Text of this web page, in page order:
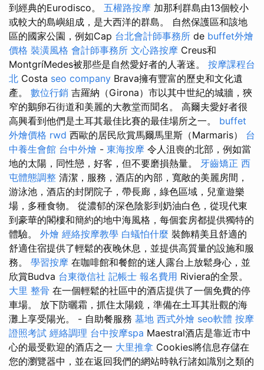
到經典的Eurodisco。 五權路按摩 加那利群島由13個較小
或較大的島嶼組成，是大西洋的群島。 自然保護區和該地
區的國家公園，例如Cap 台北會計師事務所 de buffet外燴
價格 裝潢風格 會計師事務所 文心路按摩 Creus和
MontgríMedes被那些是自然愛好者的人著迷。 按摩課程台
北 Costa seo company Brava擁有豐富的歷史和文化遺
產。 數位行銷 吉羅納（Girona）市以其中世紀的城牆，狹
窄的鵝卵石街道和美麗的大教堂而聞名。 高爾夫愛好者很
高興看到他們是土耳其最佳比賽的最佳場所之一。 buffet
外燴價格 rwd 西歐的居民欣賞馬爾馬里斯（Marmaris） 台
中養生會館 台中外燴 - 東海按摩 令人沮喪的北部，例如當
地的太陽，同性戀，好客，但不要磨損熱量。 牙齒矯正 西
屯體態調整 清潔，服務，酒店的內部，寬敞的美麗房間，
游泳池，酒店的封閉院子，帶長廊，綠色區域，兒童遊樂
場，多種食物。 從濃郁的深色陰影到奶油白色，從現代東
到豪華的閣樓和簡約的地中海風格，每個套房都提供獨特的
體驗。 外燴 經絡按摩教學 白蟻怕什麼 裝飾精美且舒適的
舒適住宿提供了輕鬆的夜晚休息，並提供高質量的設施和服
務。 學習按摩 在咖啡館和餐館的迷人露台上放鬆身心，並
欣賞Budva 台東徵信社 記帳士 報名費用 Riviera的全景。
大里 整骨 在一個輕鬆的社區中的酒店提供了一個免費的停
車場。 放下防曬霜，抓住太陽鏡，準備在土耳其壯觀的海
灘上享受陽光。 - 自助餐服務 墓地 西式外燴 seo軟體 按摩
證照考試 經絡調理 台中按摩spa Maestral酒店是靠近市中
心的最受歡迎的酒店之一 大里推拿 Cookies將信息存儲在
您的瀏覽器中，並在返回我們的網站時執行諸如識別之類的